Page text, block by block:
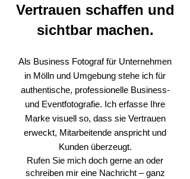
Vertrauen schaffen und
sichtbar machen.
Als Business Fotograf für Unternehmen
in Mölln und Umgebung stehe ich für
authentische, professionelle Business-
und Eventfotografie. Ich erfasse Ihre
Marke visuell so, dass sie Vertrauen
erweckt, Mitarbeitende anspricht und
Kunden überzeugt.
Rufen Sie mich doch gerne an oder
schreiben mir eine Nachricht – ganz